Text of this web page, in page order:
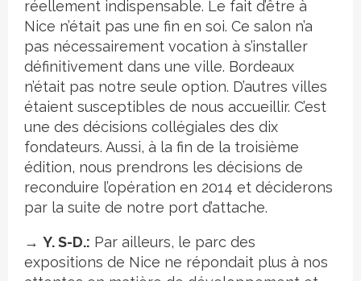
réellement indispensable. Le fait d’être à
Nice n’était pas une fin en soi. Ce salon n’a
pas nécessairement vocation à s’installer
définitivement dans une ville. Bordeaux
n’était pas notre seule option. D’autres villes
étaient susceptibles de nous accueillir. C’est
une des décisions collégiales des dix
fondateurs. Aussi, à la fin de la troisième
édition, nous prendrons les décisions de
reconduire l’opération en 2014 et déciderons
par la suite de notre port d’attache.
→ Y. S-D.: Par ailleurs, le parc des
expositions de Nice ne répondait plus à nos